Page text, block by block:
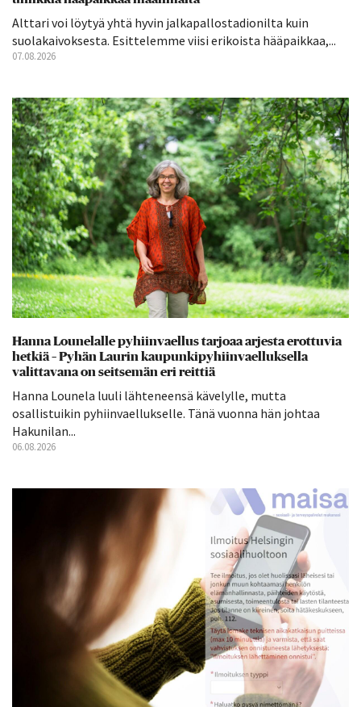
Alttari voi löytyä yhtä hyvin jalkapallostadionilta kuin
suolakaivoksesta. Esittelemme viisi erikoista hääpaikkaa,...
07.08.2026
Hanna Lounelalle pyhiinvaellus tarjoaa arjesta erottuvia
hetkiä – Pyhän Laurin kaupunkipyhiinvaelluksella
valittavana on seitsemän eri reittiä
Hanna Lounela luuli lähteneensä kävelylle, mutta
osallistuikin pyhiinvaellukselle. Tänä vuonna hän johtaa
Hakunilan...
06.08.2026